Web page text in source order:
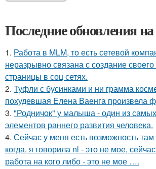
Последние обновления на
1. Работа в MLM, то есть сетевой
неразрывно связана с создание своего
страницы в соц сетях.
2. Туфли с бусинками и ни грамма
похудевшая Елена Ваенга произвела
3. "Родничок" у малыша - один из
элементов раннего развития человека.
4. Сейчас у меня есть возможность там
когда, я говорила nl - это не мое,
работа на кого либо - это не мое ….